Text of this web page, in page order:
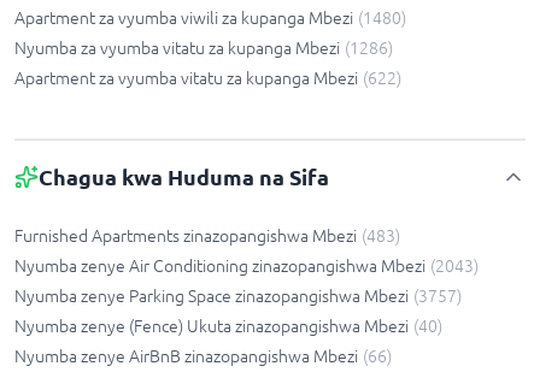
Apartment za vyumba viwili za kupanga Mbezi (1480)
Nyumba za vyumba vitatu za kupanga Mbezi (1286)
Apartment za vyumba vitatu za kupanga Mbezi (622)
Chagua kwa Huduma na Sifa
Furnished Apartments zinazopangishwa Mbezi (483)
Nyumba zenye Air Conditioning zinazopangishwa Mbezi (2043)
Nyumba zenye Parking Space zinazopangishwa Mbezi (3757)
Nyumba zenye (Fence) Ukuta zinazopangishwa Mbezi (40)
Nyumba zenye AirBnB zinazopangishwa Mbezi (66)